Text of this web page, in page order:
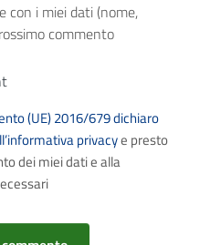
con i miei dati (nome,
commento
(UE) 2016/679 dichiaro
privacye presto
dei miei dati e alla